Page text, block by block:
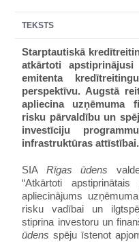
TEKSTS
Starptautiskā
atkārtoti
emitenta
perspektīvu. Augstā
apliecina uzņēmuma
risku pārvaldību un
investīciju
infrastruktūras attīstībai.
SIA Rīgas ūdens
“Atkārtoti
apliecinājums
risku vadībai un
stiprina investoru un
ūdensspēju īstenot